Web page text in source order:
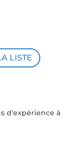
LISTE
d'expérience à